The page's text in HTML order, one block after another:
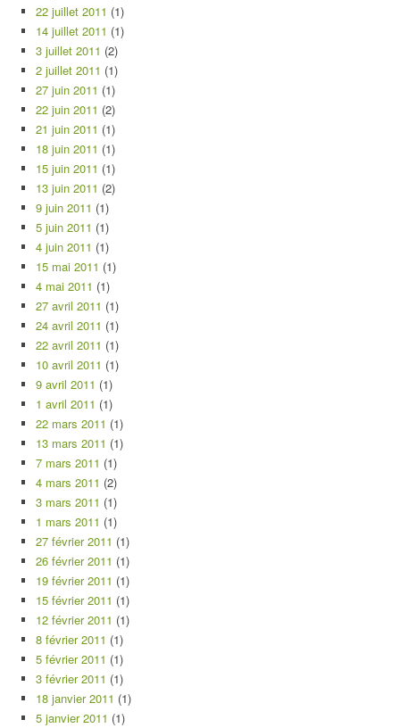
22 juillet 2011 (1)
14 juillet 2011 (1)
3 juillet 2011 (2)
2 juillet 2011 (1)
27 juin 2011 (1)
22 juin 2011 (2)
21 juin 2011 (1)
18 juin 2011 (1)
15 juin 2011 (1)
13 juin 2011 (2)
9 juin 2011 (1)
5 juin 2011 (1)
4 juin 2011 (1)
15 mai 2011 (1)
4 mai 2011 (1)
27 avril 2011 (1)
24 avril 2011 (1)
22 avril 2011 (1)
10 avril 2011 (1)
9 avril 2011 (1)
1 avril 2011 (1)
22 mars 2011 (1)
13 mars 2011 (1)
7 mars 2011 (1)
4 mars 2011 (2)
3 mars 2011 (1)
1 mars 2011 (1)
27 février 2011 (1)
26 février 2011 (1)
19 février 2011 (1)
15 février 2011 (1)
12 février 2011 (1)
8 février 2011 (1)
5 février 2011 (1)
3 février 2011 (1)
18 janvier 2011 (1)
5 janvier 2011 (1)